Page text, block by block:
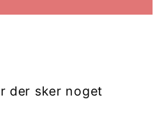
der sker noget